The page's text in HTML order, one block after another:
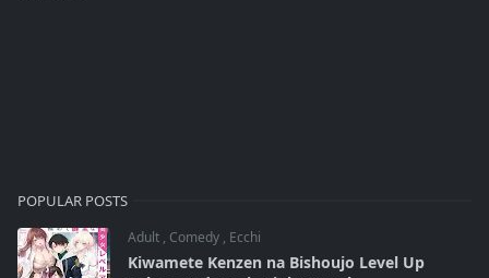
POPULAR POSTS
Adult , Comedy , Ecchi
Kiwamete Kenzen na Bishoujo Level Up